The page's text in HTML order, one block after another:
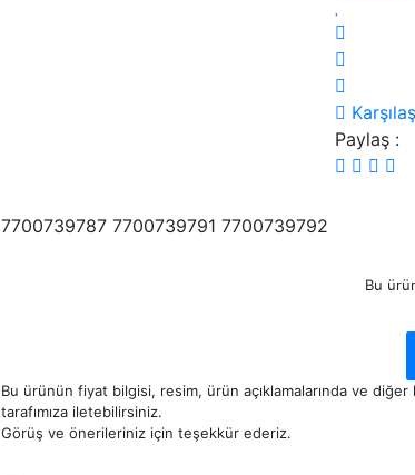
Paylaş :
7700739787 7700739791 7700739792
Bu
Bu ürünün fiyat bilgisi, resim, ürün açıklamalarında ve
tarafımıza iletebilirsiniz.
Görüş ve önerileriniz için teşekkür ederiz.